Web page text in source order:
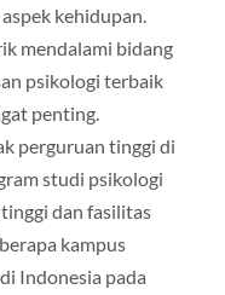
kehidupan.
mendalami bidang
psikologi terbaik
penting.
perguruan tinggi di
studi psikologi
dan fasilitas
kampus
Indonesia pada